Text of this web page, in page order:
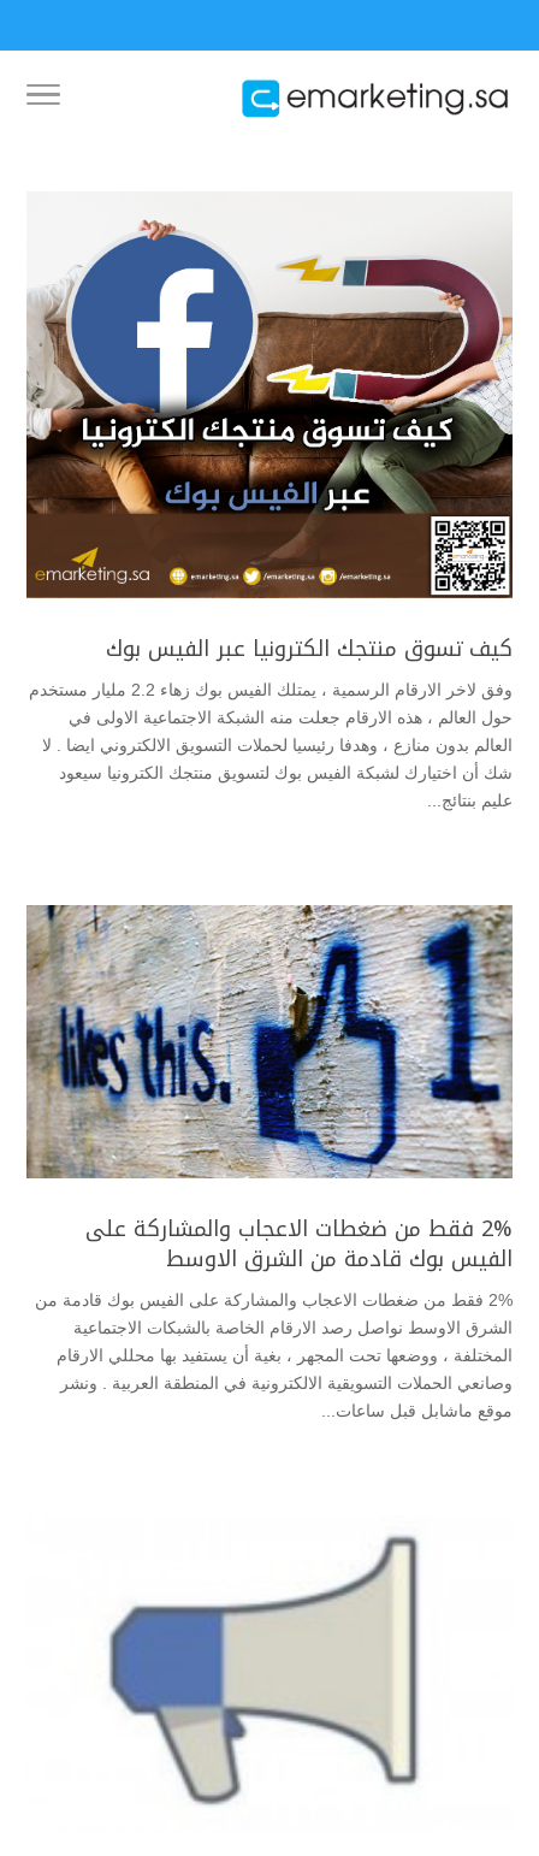
كيف تسوق منتجك الكترونيا عبر الفيس بوك
وفق لاخر الارقام الرسمية ، يمتلك الفيس بوك زهاء 2.2 مليار مستخدم
حول العالم ، هذه الارقام جعلت منه الشبكة الاجتماعية الاولى في
العالم بدون منازع ، وهدفا رئيسيا لحملات التسويق الالكتروني ايضا . لا
شك أن اختيارك لشبكة الفيس بوك لتسويق منتجك الكترونيا سيعود
عليم بنتائج...
2% فقط من ضغطات الاعجاب والمشاركة على
الفيس بوك قادمة من الشرق الاوسط
2% فقط من ضغطات الاعجاب والمشاركة على الفيس بوك قادمة من
الشرق الاوسط نواصل رصد الارقام الخاصة بالشبكات الاجتماعية
المختلفة ، ووضعها تحت المجهر ، بغية أن يستفيد بها محللي الارقام
وصانعي الحملات التسويقية الالكترونية في المنطقة العربية . ونشر
موقع ماشابل قبل ساعات...